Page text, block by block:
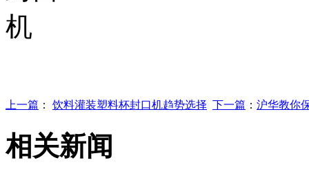
上一篇 ： 饮料灌装塑料杯封口机趋势选择 下一篇 ： 沪华教你
相关新闻